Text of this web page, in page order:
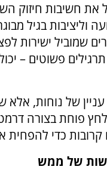
את חשיבות חיזוק
וליציבות בגיל
שמוביל ישירות
פשוטים –
של נוחות,
לחץ פוחת בצורה
קרובות כדי להפחית
של ממש